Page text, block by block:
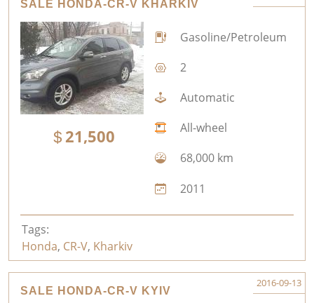
SALE HONDA-CR-V KHARKIV
21,500
Gasoline/Petroleum
2
Automatic
All-wheel
68,000 km
2011
Tags:
Honda, CR-V, Kharkiv
SALE HONDA-CR-V KYIV
2016-09-13